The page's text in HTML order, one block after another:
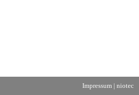
Impressum | niotec